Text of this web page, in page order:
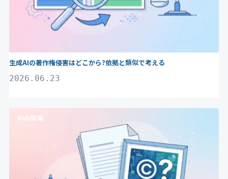
生成AIの著作権侵害はどこから?依拠と類似で考える
2026.06.23
AIの知識